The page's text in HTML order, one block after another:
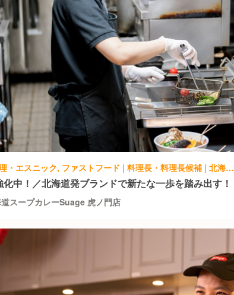
アジア料理・エスニック, ファストフード | 料理長・料理長候補 | 北海道スープカレーSuage 虎ノ門店
化中！／北海道発ブランドで新たな一歩を踏み出す！
スープカレーSuage 虎ノ門店